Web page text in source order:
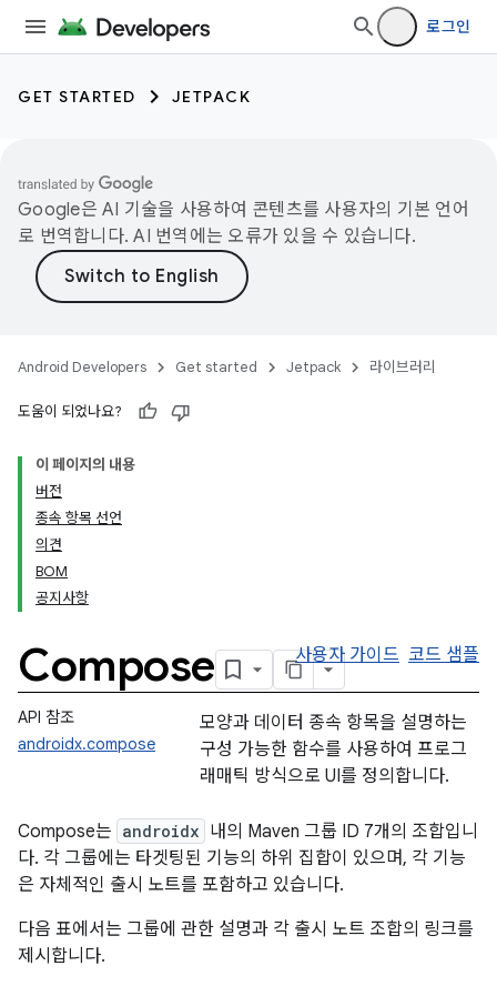
로그인
GET STARTED JETPACK
Google은 AI 기술을 사용하여 콘텐츠를 사용자의 기본 언어
로 번역합니다. AI 번역에는 오류가 있을 수 있습니다.
Android Developers Get started Jetpack 라이브러리
도움이 되었나요?
이 페이지의 내용
버전
종속 항목 선언
의견
BOM
공지사항
Compose 사용자 가이드 코드 샘플
API 참조
androidx.compose
모양과 데이터 종속 항목을 설명하는
구성 가능한 함수를 사용하여 프로그
래매틱 방식으로 UI를 정의합니다.
Compose는 androidx 내의 Maven 그룹 ID 7개의 조합입니
다. 각 그룹에는 타겟팅된 기능의 하위 집합이 있으며, 각 기능
은 자체적인 출시 노트를 포함하고 있습니다.
다음 표에서는 그룹에 관한 설명과 각 출시 노트 조합의 링크를
제시합니다.